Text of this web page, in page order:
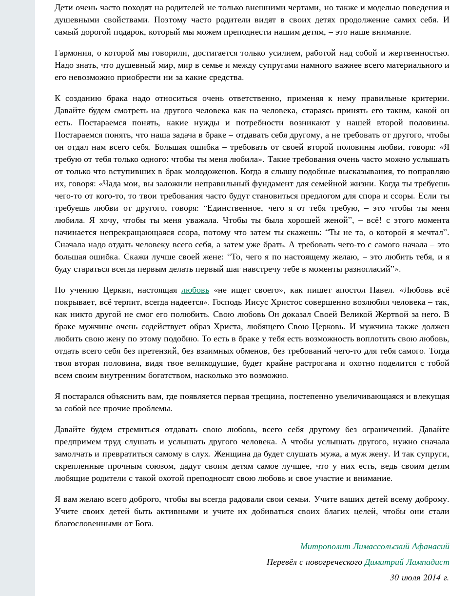
Дети очень часто походят на родителей не только внешними чертами, но также и моделью поведения и
душевными свойствами. Поэтому часто родители видят в своих детях продолжение самих себя. И
самый дорогой подарок, который мы можем преподнести нашим детям, – это наше внимание.
Гармония, о которой мы говорили, достигается только усилием, работой над собой и жертвенностью.
Надо знать, что душевный мир, мир в семье и между супругами намного важнее всего материального и
его невозможно приобрести ни за какие средства.
К созданию брака надо относиться очень ответственно, применяя к нему правильные критерии.
Давайте будем смотреть на другого человека как на человека, стараясь принять его таким, какой он
есть. Постараемся понять, какие нужды и потребности возникают у нашей второй половины.
Постараемся понять, что наша задача в браке – отдавать себя другому, а не требовать от другого, чтобы
он отдал нам всего себя. Большая ошибка – требовать от своей второй половины любви, говоря: «Я
требую от тебя только одного: чтобы ты меня любила». Такие требования очень часто можно услышать
от только что вступивших в брак молодоженов. Когда я слышу подобные высказывания, то поправляю
их, говоря: «Чада мои, вы заложили неправильный фундамент для семейной жизни. Когда ты требуешь
чего-то от кого-то, то твои требования часто будут становиться предлогом для спора и ссоры. Если ты
требуешь любви от другого, говоря: “Единственное, чего я от тебя требую, – это чтобы ты меня
любила. Я хочу, чтобы ты меня уважала. Чтобы ты была хорошей женой”, – всё! с этого момента
начинается непрекращающаяся ссора, потому что затем ты скажешь: “Ты не та, о которой я мечтал”.
Сначала надо отдать человеку всего себя, а затем уже брать. А требовать чего-то с самого начала – это
большая ошибка. Скажи лучше своей жене: “То, чего я по настоящему желаю, – это любить тебя, и я
буду стараться всегда первым делать первый шаг навстречу тебе в моменты разногласий”».
По учению Церкви, настоящаялюбовь «не ищет своего», как пишет апостол Павел. «Любовь всё
покрывает, всё терпит, всегда надеется». Господь Иисус Христос совершенно возлюбил человека – так,
как никто другой не смог его полюбить. Свою любовь Он доказал Своей Великой Жертвой за него. В
браке мужчине очень содействует образ Христа, любящего Свою Церковь. И мужчина также должен
любить свою жену по этому подобию. То есть в браке у тебя есть возможность воплотить свою любовь,
отдать всего себя без претензий, без взаимных обменов, без требований чего-то для тебя самого. Тогда
твоя вторая половина, видя твое великодушие, будет крайне растрогана и охотно поделится с тобой
всем своим внутренним богатством, насколько это возможно.
Я постарался объяснить вам, где появляется первая трещина, постепенно увеличивающаяся и влекущая
за собой все прочие проблемы.
Давайте будем стремиться отдавать свою любовь, всего себя другому без ограничений. Давайте
предпримем труд слушать и услышать другого человека. А чтобы услышать другого, нужно сначала
замолчать и превратиться самому в слух. Женщина да будет слушать мужа, а муж жену. И так супруги,
скрепленные прочным союзом, дадут своим детям самое лучшее, что у них есть, ведь своим детям
любящие родители с такой охотой преподносят свою любовь и свое участие и внимание.
Я вам желаю всего доброго, чтобы вы всегда радовали свои семьи. Учите ваших детей всему доброму.
Учите своих детей быть активными и учите их добиваться своих благих целей, чтобы они стали
благословенными от Бога.
Митрополит Лимассольский Афанасий
Перевёл с новогреческогоДимитрий Лампадист
30 июля 2014 г.